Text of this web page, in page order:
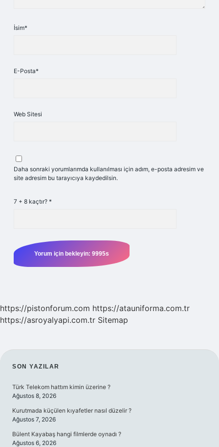
İsim*
E-Posta*
Web Sitesi
Daha sonraki yorumlarımda kullanılması için adım, e-posta adresim ve
site adresim bu tarayıcıya kaydedilsin.
7 + 8 kaçtır? *
https://pistonforum.com https://atauniforma.com.tr
https://asroyalyapi.com.tr Sitemap
SIDEBAR
SON YAZILAR
Türk Telekom hattım kimin üzerine ?
Ağustos 8, 2026
Kurutmada küçülen kıyafetler nasıl düzelir ?
Ağustos 7, 2026
Bülent Kayabaş hangi filmlerde oynadı ?
Ağustos 6, 2026